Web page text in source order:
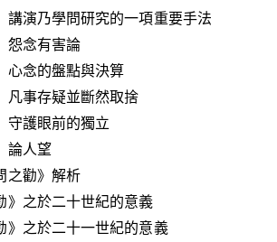
講演乃學問研究的一項重要手法
怨念有害論
心念的盤點與決算
凡事存疑並斷然取捨
守護眼前的獨立
論人望
之勸》解析
》之於二十世紀的意義
》之於二十一世紀的意義